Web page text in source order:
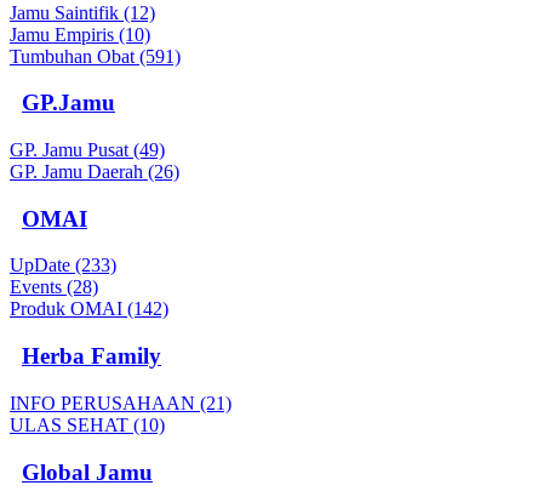
Jamu Saintifik (12)
Jamu Empiris (10)
Tumbuhan Obat (591)
GP.Jamu
GP. Jamu Pusat (49)
GP. Jamu Daerah (26)
OMAI
UpDate (233)
Events (28)
Produk OMAI (142)
Herba Family
INFO PERUSAHAAN (21)
ULAS SEHAT (10)
Global Jamu